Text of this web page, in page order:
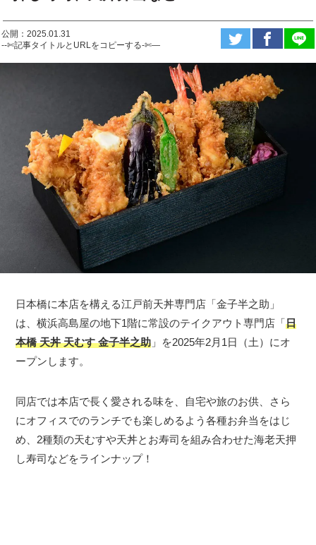
公開：2025.01.31
--✄記事タイトルとURLをコピーする-✄—
日本橋に本店を構える江戸前天丼専門店「金子半之助」
は、横浜高島屋の地下1階に常設のテイクアウト専門店「日
本橋 天丼 天むす 金子半之助 」を2025年2月1日（土）にオ
ープンします。
同店では本店で長く愛される味を、自宅や旅のお供、さら
にオフィスでのランチでも楽しめるよう各種お弁当をはじ
め、2種類の天むすや天丼とお寿司を組み合わせた海老天押
し寿司などをラインナップ！